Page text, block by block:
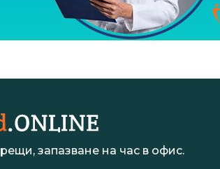
запазване на час в офис.